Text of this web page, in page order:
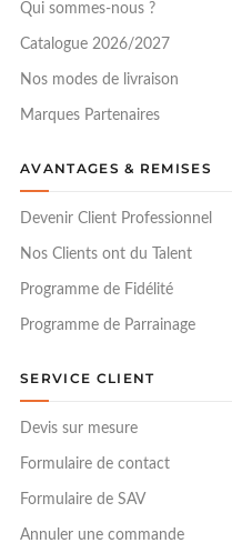
Qui sommes-nous ?
Catalogue 2026/2027
Nos modes de livraison
Marques Partenaires
AVANTAGES & REMISES
Devenir Client Professionnel
Nos Clients ont du Talent
Programme de Fidélité
Programme de Parrainage
SERVICE CLIENT
Devis sur mesure
Formulaire de contact
Formulaire de SAV
Annuler une commande